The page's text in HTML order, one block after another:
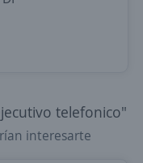
telefonico"
interesarte